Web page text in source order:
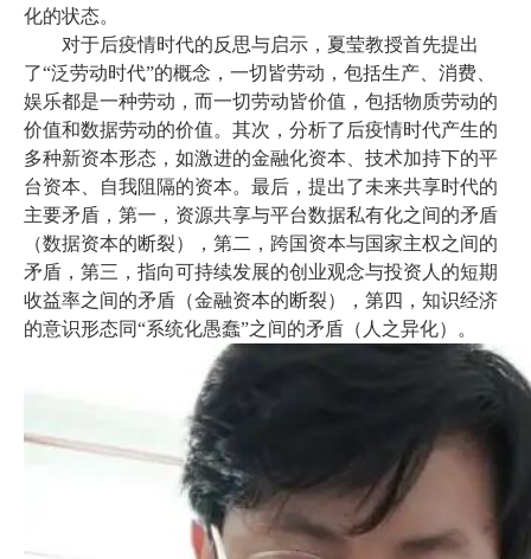
化的状态。
对于后疫情时代的反思与启示，夏莹教授首先提出
了“泛劳动时代”的概念，一切皆劳动，包括生产、消费、
娱乐都是一种劳动，而一切劳动皆价值，包括物质劳动的
价值和数据劳动的价值。其次，分析了后疫情时代产生的
多种新资本形态，如激进的金融化资本、技术加持下的平
台资本、自我阻隔的资本。最后，提出了未来共享时代的
主要矛盾，第一，资源共享与平台数据私有化之间的矛盾
（数据资本的断裂），第二，跨国资本与国家主权之间的
矛盾，第三，指向可持续发展的创业观念与投资人的短期
收益率之间的矛盾（金融资本的断裂），第四，知识经济
的意识形态同“系统化愚蠢”之间的矛盾（人之异化）。